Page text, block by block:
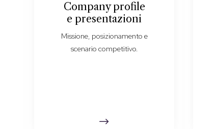
Company profile
e presentazioni
Missione, posizionamento e
scenario competitivo.
$